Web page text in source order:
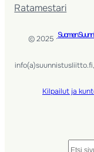
Ratamestari
© 2025 ·Suomen
info(a)suunnistusliitto.fi,
Kilpailut ja
Etsi